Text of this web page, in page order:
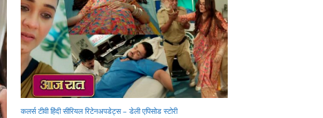
कलर्स टीवी हिंदी सीरियल रिटेनअपडेट्स – डेली एपिसोड स्टोरी